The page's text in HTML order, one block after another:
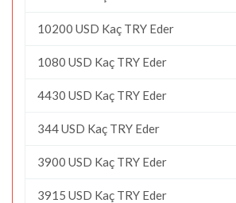
10200 USD Kaç TRY Eder
1080 USD Kaç TRY Eder
4430 USD Kaç TRY Eder
344 USD Kaç TRY Eder
3900 USD Kaç TRY Eder
3915 USD Kaç TRY Eder